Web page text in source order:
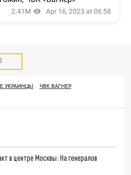
УКРАИНЦЫ
ЧВК ВАГНЕР
в центре Москвы: На генералов